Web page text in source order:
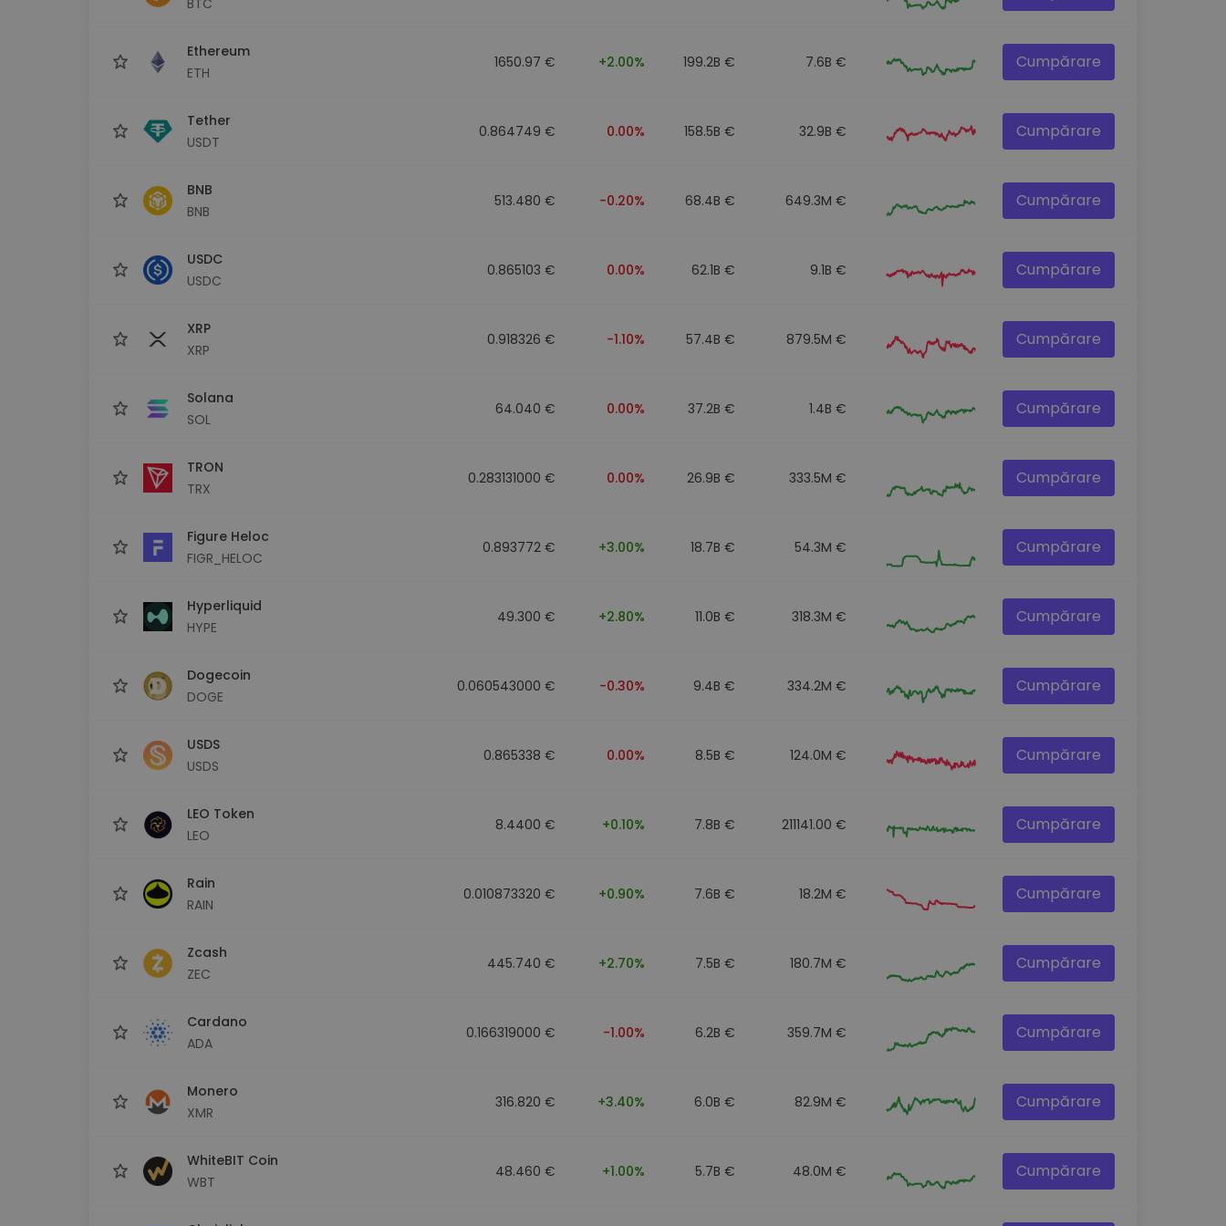
Ethereum
ETH
1650.97 € +2.00% 199.2B € 7.6B € Cumpărare
Tether
USDT
0.864749 € 0.00% 158.5B € 32.9B € Cumpărare
BNB
BNB
513.480 € -0.20% 68.4B € 649.3M € Cumpărare
USDC
USDC
0.865103 € 0.00% 62.1B € 9.1B € Cumpărare
XRP
XRP
0.918326 € -1.10% 57.4B € 879.5M € Cumpărare
Solana
SOL
64.040 € 0.00% 37.2B € 1.4B € Cumpărare
TRON
TRX
0.283131000 € 0.00% 26.9B € 333.5M € Cumpărare
Figure Heloc
FIGR_HELOC
0.893772 € +3.00% 18.7B € 54.3M € Cumpărare
Hyperliquid
HYPE
49.300 € +2.80% 11.0B € 318.3M € Cumpărare
Dogecoin
DOGE
0.060543000 € -0.30% 9.4B € 334.2M € Cumpărare
USDS
USDS
0.865338 € 0.00% 8.5B € 124.0M € Cumpărare
LEO Token
LEO
8.4400 € +0.10% 7.8B € 211141.00 € Cumpărare
Rain
RAIN
0.010873320 € +0.90% 7.6B € 18.2M € Cumpărare
Zcash
ZEC
445.740 € +2.70% 7.5B € 180.7M € Cumpărare
Cardano
ADA
0.166319000 € -1.00% 6.2B € 359.7M € Cumpărare
Monero
XMR
316.820 € +3.40% 6.0B € 82.9M € Cumpărare
WhiteBIT Coin
WBT
48.460 € +1.00% 5.7B € 48.0M € Cumpărare